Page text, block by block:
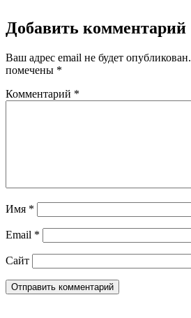
Добавить комментарий
Ваш адрес email не будет опубликован.
помечены *
Комментарий *
Имя *
Email *
Сайт